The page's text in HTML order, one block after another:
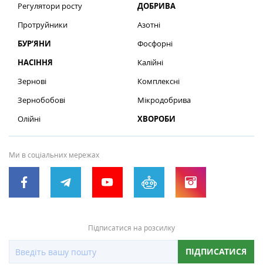
Регулятори росту
Протруйники
БУР’ЯНИ
НАСІННЯ
Зернові
Зернобобові
Олійні
ДОБРИВА
Азотні
Фосфорні
Калійні
Комплексні
Мікродобрива
ХВОРОБИ
Ми в соціальних мережах
Підписатися на розсилку
ПІДПИСАТИСЯ